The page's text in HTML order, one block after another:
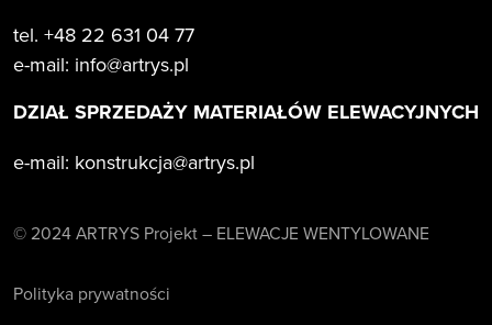
tel. +48 22 631 04 77
e-mail: info@artrys.pl
DZIAŁ SPRZEDAŻY MATERIAŁÓW ELEWACYJNYCH
e-mail: konstrukcja@artrys.pl
© 2024 ARTRYS Projekt – ELEWACJE WENTYLOWANE
Polityka prywatności